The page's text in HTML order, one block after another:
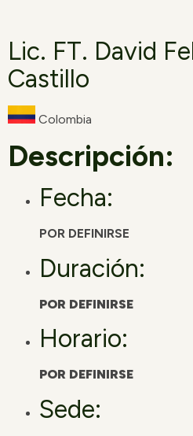
Lic. FT. David
Castillo
Colombia
Descripción:
Fecha:
POR DEFINIRSE
Duración:
POR DEFINIRSE
Horario:
POR DEFINIRSE
Sede: